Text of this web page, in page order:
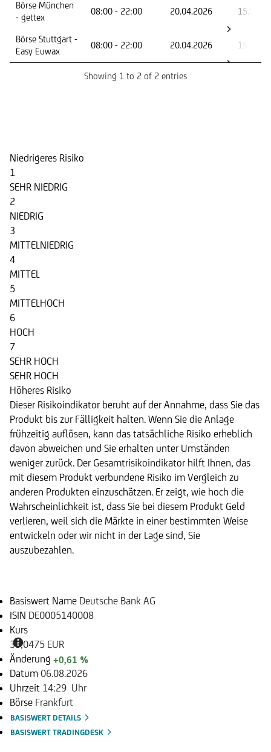
Handelstag
Börse München
- gettex
08:00 - 22:00 20.04.2026
Börse Stuttgart -
Easy Euwax
08:00 - 22:00 20.04.2026
Showing 1 to 2 of 2 entries
Niedrigeres Risiko
1
SEHR NIEDRIG
2
NIEDRIG
3
MITTELNIEDRIG
4
MITTEL
5
MITTELHOCH
6
HOCH
7
SEHR HOCH
SEHR HOCH
Höheres Risiko
Dieser Risikoindikator beruht auf der Annahme, dass Sie das
Produkt bis zur Fälligkeit halten. Wenn Sie die Anlage
frühzeitig auflösen, kann das tatsächliche Risiko erheblich
davon abweichen und Sie erhalten unter Umständen
weniger zurück. Der Gesamtrisikoindikator hilft Ihnen, das
mit diesem Produkt verbundene Risiko im Vergleich zu
anderen Produkten einzuschätzen. Er zeigt, wie hoch die
Wahrscheinlichkeit ist, dass Sie bei diesem Produkt Geld
verlieren, weil sich die Märkte in einer bestimmten Weise
entwickeln oder wir nicht in der Lage sind, Sie
auszubezahlen.
Basiswert Name Deutsche Bank AG
ISIN DE0005140008
Kurs
33,0475 EUR
Änderung +0,61 %
Datum 06.08.2026
Uhrzeit 14:29 Uhr
Börse Frankfurt
BASISWERT DETAILS
BASISWERT TRADINGDESK